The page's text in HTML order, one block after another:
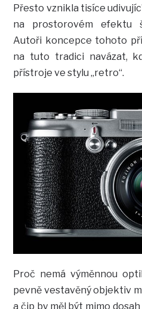
Přesto vznikla tisíce
na prostorovém efektu
Autoři koncepce tohoto
na tuto tradici navázat,
přístroje ve stylu „retro“.
Proč nemá výměnnou
pevně vestavěný objektiv
a čip by měl být mimo